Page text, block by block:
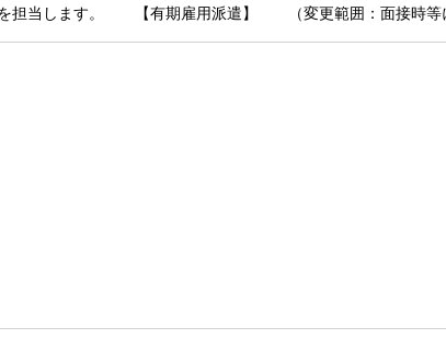
を担当します。 【有期雇用派遣】 （変更範囲：面接時等